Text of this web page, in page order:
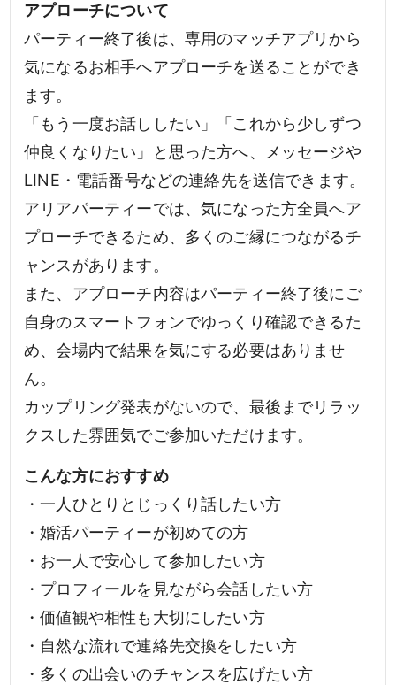
アプローチについて
パーティー終了後は、専用のマッチアプリから
気になるお相手へアプローチを送ることができ
ます。
「もう一度お話ししたい」「これから少しずつ
仲良くなりたい」と思った方へ、メッセージや
LINE・電話番号などの連絡先を送信できます。
アリアパーティーでは、気になった方全員へア
プローチできるため、多くのご縁につながるチ
ャンスがあります。
また、アプローチ内容はパーティー終了後にご
自身のスマートフォンでゆっくり確認できるた
め、会場内で結果を気にする必要はありませ
ん。
カップリング発表がないので、最後までリラッ
クスした雰囲気でご参加いただけます。
こんな方におすすめ
・一人ひとりとじっくり話したい方
・婚活パーティーが初めての方
・お一人で安心して参加したい方
・プロフィールを見ながら会話したい方
・価値観や相性も大切にしたい方
・自然な流れで連絡先交換をしたい方
・多くの出会いのチャンスを広げたい方